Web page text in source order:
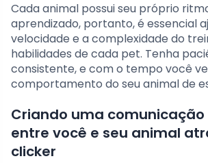
Cada animal possui seu próprio
aprendizado, portanto, é essencial
velocidade e a complexidade do
habilidades de cada pet. Tenha
consistente, e com o tempo você
comportamento do seu animal de
Criando uma
entre você e seu animal
clicker